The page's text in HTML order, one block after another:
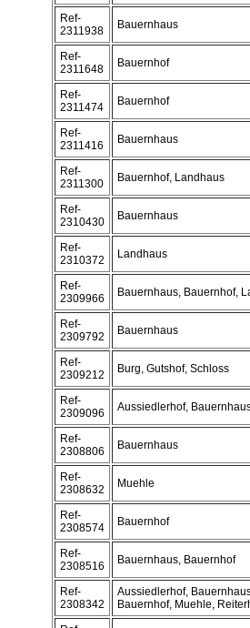
Ref-
2311938
Bauernhaus
Ref-
2311648
Bauernhof
Ref-
2311474
Bauernhof
Ref-
2311416
Bauernhaus
Ref-
2311300
Bauernhof, Landhaus
Ref-
2310430
Bauernhaus
Ref-
2310372
Landhaus
Ref-
2309966
Bauernhaus, Bauernhof,
Ref-
2309792
Bauernhaus
Ref-
2309212
Burg, Gutshof, Schloss
Ref-
2309096
Aussiedlerhof,
Ref-
2308806
Bauernhaus
Ref-
2308632
Muehle
Ref-
2308574
Bauernhof
Ref-
2308516
Bauernhaus, Bauernhof
Ref-
2308342
Aussiedlerhof,
Bauernhof, Muehle,